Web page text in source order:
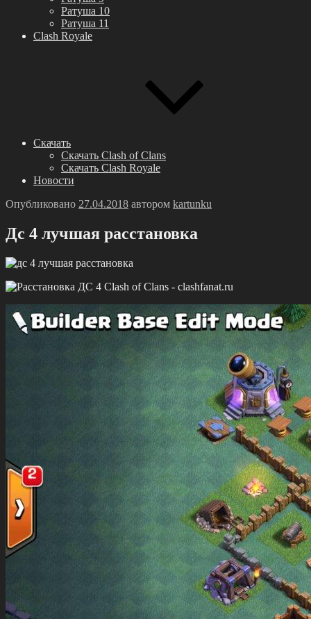
Ратуша 10
Ратуша 11
Clash Royale
Скачать
Скачать Clash of Clans
Скачать Clash Royale
Новости
Опубликовано 27.04.2018 автором kartunku
Дс 4 лучшая расстановка